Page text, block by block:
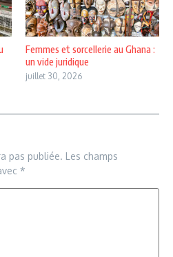
Femmes et sorcellerie au Ghana :
un vide juridique
juillet 30, 2026
pas publiée. Les champs
*